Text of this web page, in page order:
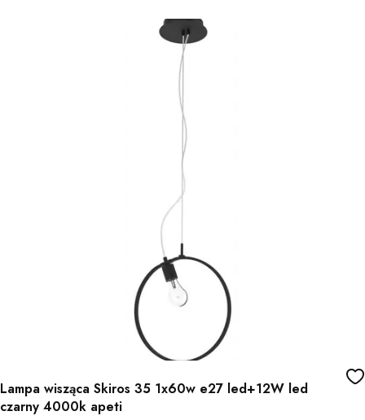
Lampa wisząca Skiros 35 1x60w e27 led+12W led
czarny 4000k apeti